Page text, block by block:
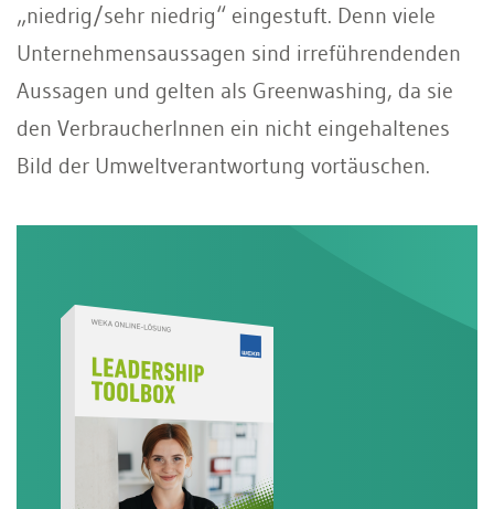
„niedrig/sehr niedrig“ eingestuft. Denn viele
Unternehmensaussagen sind irreführendenden
Aussagen und gelten als Greenwashing, da sie
den VerbraucherInnen ein nicht eingehaltenes
Bild der Umweltverantwortung vortäuschen.